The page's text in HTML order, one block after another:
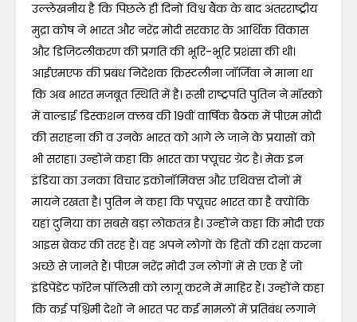
उल्लेखनीय है कि पिछले ही दिनों विश्व बैंक के बाद अंतरराष्ट्रीय
मुद्रा कोष ने भारत और नरेंद्र मोदी सरकार के आर्थिक विकास
और डिजिटलीकरण की प्रगति की भूरि-भूरि प्रशंसा की थी।
आईएमएफ की प्रबंध निदेशक क्रिस्टलीना जॉर्जिवा ने माना था
कि अब भारत मजबूत स्थिति में है। रूसी राष्ट्रपति पुतिन ने मॉस्को
में वाल्डाई डिस्कशन क्लब की 19वीं वार्षिक बैठक में पीएम मोदी
की सराहना की व उनके भारत को आगे ले जाने के प्रयासों को
भी सराहा। उन्होंने कहा कि भारत का फ्यूचर ग्रेट है। मेक इन
इंडिया का उनका विचार इकोनॉमिक्स और एथिक्स दोनों में
मायने रखता है। पुतिन ने कहा कि फ्यूचर भारत का है क्योंकि
यहां दुनिया का सबसे बड़ा लोकतंत्र है। उन्होंने कहा कि मोदी एक
आइस ब्रेकर की तरह हैं। वह अपने लोगों के हितों की रक्षा करना
अच्छे से जानते हैं। पीएम नरेंद्र मोदी उन लोगों में से एक हैं जो
इंडिपेंडेंट फॉरेन पॉलिसी को लागू करने में माहिर हैं। उन्होंने कहा
कि कई पश्चिमी देशों ने भारत पर कई मामलों में प्रतिबंध लगाने